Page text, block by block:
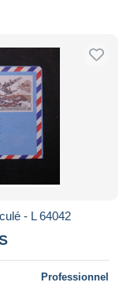
- L 64042
Professionnel